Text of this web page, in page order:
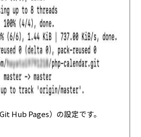
Hub Pages）の設定です。